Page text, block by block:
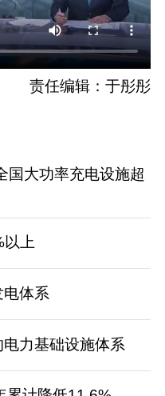
责任编辑：于彤彤
国大功率充电设施超
以上
体系
力基础设施体系